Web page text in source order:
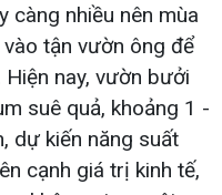
càng nhiều nên mùa
tận vườn ông để
nay, vườn bưởi
suê quả, khoảng 1 -
dự kiến năng suất
cạnh giá trị kinh tế,